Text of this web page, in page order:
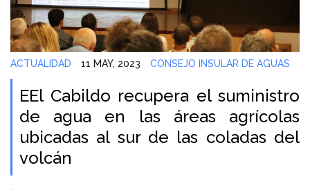
ACTUALIDAD 11 MAY, 2023 CONSEJO INSULAR DE AGUAS
EEl Cabildo recupera el suministro
de agua en las áreas agrícolas
ubicadas al sur de las coladas del
volcán